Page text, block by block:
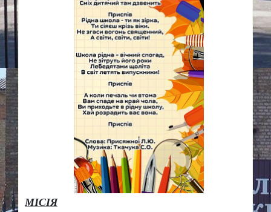
МІСІЯ